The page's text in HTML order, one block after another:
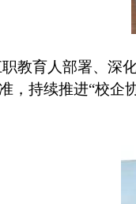
教育人部署、深
，持续推进“校